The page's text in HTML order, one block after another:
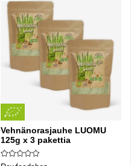
Vehnänorasjauhe LUOMU
125g x 3 pakettia